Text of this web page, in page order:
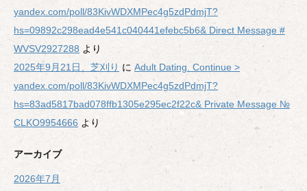
yandex.com/poll/83KivWDXMPec4g5zdPdmjT?
hs=09892c298ead4e541c040441efebc5b6& Direct Message #
WVSV2927288 より
2025年9月21日、芝刈り に Adult Dating. Continue >
yandex.com/poll/83KivWDXMPec4g5zdPdmjT?
hs=83ad5817bad078ffb1305e295ec2f22c& Private Message №
CLKO9954666 より
アーカイブ
2026年7月